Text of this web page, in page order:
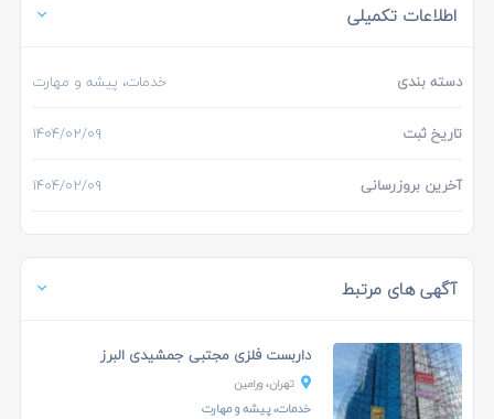
اطلاعات تکمیلی
دسته بندی خدمات، پیشه و مهارت
تاریخ ثبت ۱۴۰۴/۰۲/۰۹
آخرین بروزرسانی ۱۴۰۴/۰۲/۰۹
آگهی های مرتبط
داربست فلزی مجتبی جمشیدی البرز
تهران، ورامين
خدمات، پیشه و مهارت